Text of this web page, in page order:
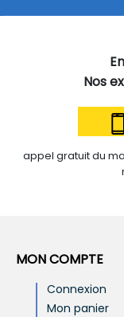
Nos
appel gratuit du
MON COMPTE
Connexion
Mon panier